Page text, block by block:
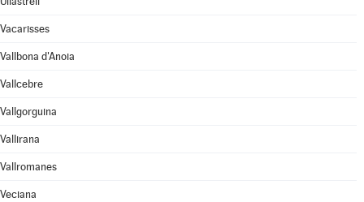
Vacarisses
Vallbona d'Anoia
Vallcebre
Vallgorguina
Vallirana
Vallromanes
Veciana